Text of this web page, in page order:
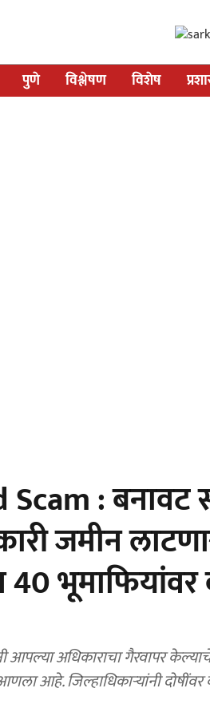
पुणे विश्लेषण विशेष
: बनावट
जमीन
भूमाफियांवर
अधिकाराचा गैरवापर
आहे. जिल्हाधिकाऱ्यांनी